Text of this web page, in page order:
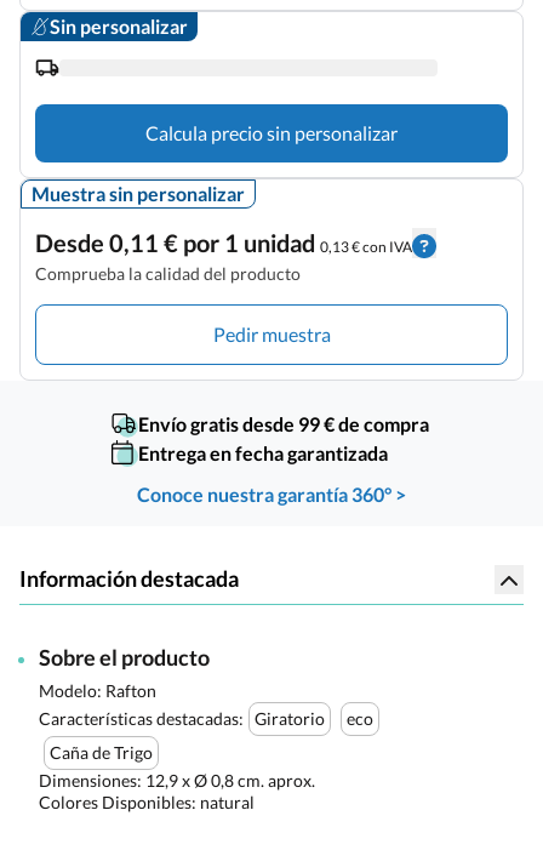
Sin personalizar
Calcula precio sin personalizar
Muestra sin personalizar
Desde 0,11 € por 1 unidad 0,13 € con IVA
Comprueba la calidad del producto
Pedir muestra
Envío gratis desde 99 € de compra
Entrega en fecha garantizada
Conoce nuestra garantía 360° >
Información destacada
Sobre el producto
Modelo: Rafton
Características destacadas: Giratorio
eco
Caña de Trigo
Dimensiones: 12,9 x Ø 0,8 cm. aprox.
Colores Disponibles: natural